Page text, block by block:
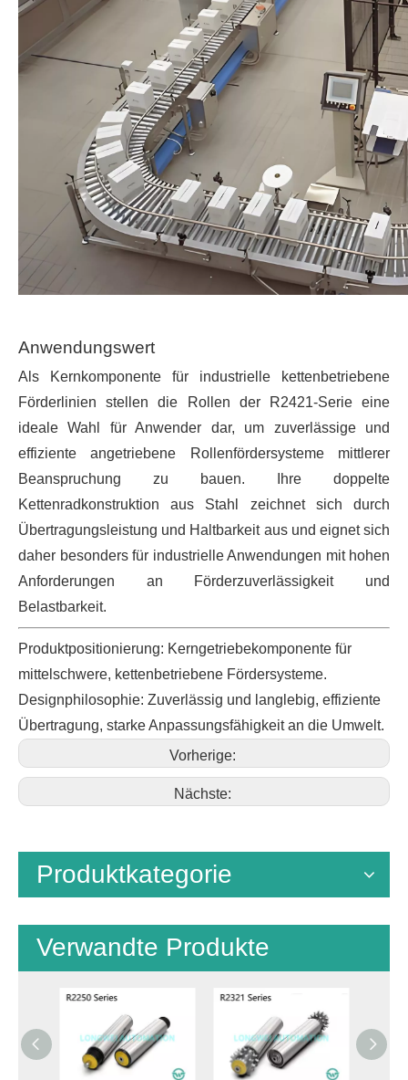
Anwendungswert
Als Kernkomponente für industrielle kettenbetriebene
Förderlinien stellen die Rollen der R2421-Serie eine
ideale Wahl für Anwender dar, um zuverlässige und
effiziente angetriebene Rollenfördersysteme mittlerer
Beanspruchung zu bauen. Ihre doppelte
Kettenradkonstruktion aus Stahl zeichnet sich durch
Übertragungsleistung und Haltbarkeit aus und eignet sich
daher besonders für industrielle Anwendungen mit hohen
Anforderungen an Förderzuverlässigkeit und
Belastbarkeit.
Produktpositionierung: Kerngetriebekomponente für
mittelschwere, kettenbetriebene Fördersysteme.
Designphilosophie: Zuverlässig und langlebig, effiziente
Übertragung, starke Anpassungsfähigkeit an die Umwelt.
Vorherige:
Nächste:
Produktkategorie
Verwandte Produkte